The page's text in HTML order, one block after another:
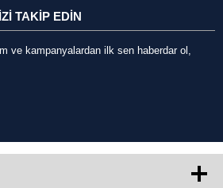
TAKİP EDİN
ve kampanyalardan ilk sen haberdar ol,